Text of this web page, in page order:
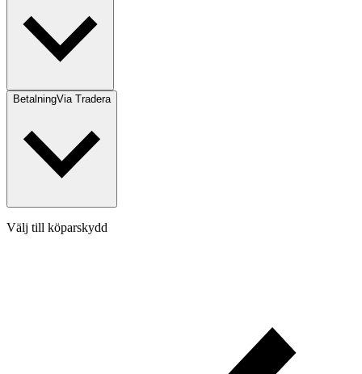
BetalningVia Tradera
Välj till köparskydd